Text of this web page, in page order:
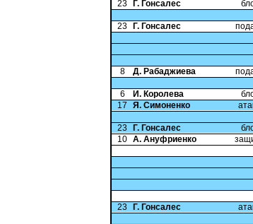
23
Г. Гонсалес
23
Г. Гонсалес
8
Д. Рабаджиева
6
И. Королева
17
Я. Симоненко
23
Г. Гонсалес
10 А. Ануфриенко
23
Г. Гонсалес